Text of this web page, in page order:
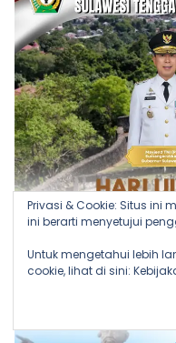
Privasi & Cookie: Situs ini
ini berarti menyetujui
Untuk mengetahui lebih
cookie, lihat di sini: